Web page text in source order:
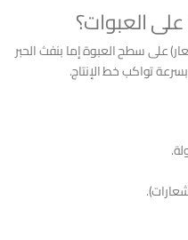
العبوات؟
على سطح العبوة إما بنفث الحبر